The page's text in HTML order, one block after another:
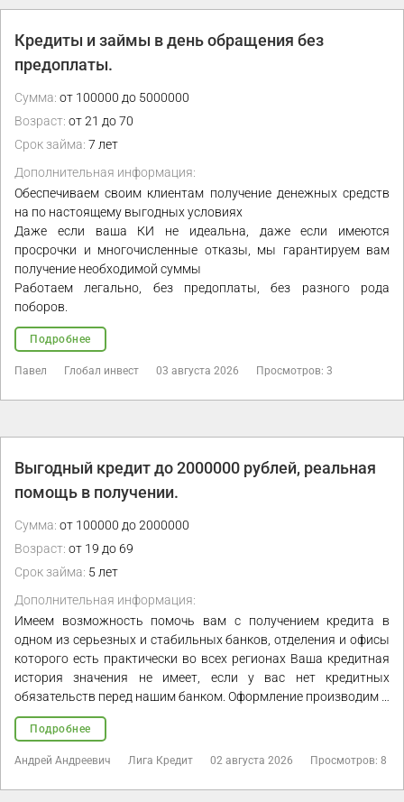
Кредиты и займы в день обращения без
предоплаты.
Сумма: от 100000 до 5000000
Возраст: от 21 до 70
Срок займа: 7 лет
Дополнительная информация:
Обеспечиваем своим клиентам получение денежных средств
на по настоящему выгодных условиях
Даже если ваша КИ не идеальна, даже если имеются
просрочки и многочисленные отказы, мы гарантируем вам
получение необходимой суммы
Работаем легально, без предоплаты, без разного рода
поборов.
Подробнее
Павел Глобал инвест 03 августа 2026 Просмотров: 3
Выгодный кредит до 2000000 рублей, реальная
помощь в получении.
Сумма: от 100000 до 2000000
Возраст: от 19 до 69
Срок займа: 5 лет
Дополнительная информация:
Имеем возможность помочь вам с получением кредита в
одном из серьезных и стабильных банков, отделения и офисы
которого есть практически во всех регионах Ваша кредитная
история значения не имеет, если у вас нет кредитных
обязательств перед нашим банком. Оформление производим …
Подробнее
Андрей Андреевич Лига Кредит 02 августа 2026 Просмотров: 8